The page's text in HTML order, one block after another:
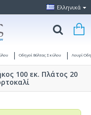
Ελληνικά
Οδηγοί Βόλτας Σκύλου Λουρί
100 εκ. Πλάτος 20